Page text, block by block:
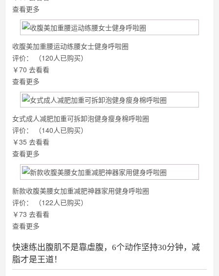
查看更多
收腹美加重腰运动练腰女士健身呼啦圈
评价：
（120人已购买）
￥70 去看看
查看更多
女式成人减肥加重可拆卸泡健身瘦身棉呼啦圈
评价：
（140人已购买）
￥35 去看看
查看更多
新款收腹美腰女加重减肥神器家用健身呼啦圈
评价：
（122人已购买）
￥73 去看看
查看更多
快速练出腹肌不是靠虐腹，6个动作坚持30分钟，减
脂才是王道！